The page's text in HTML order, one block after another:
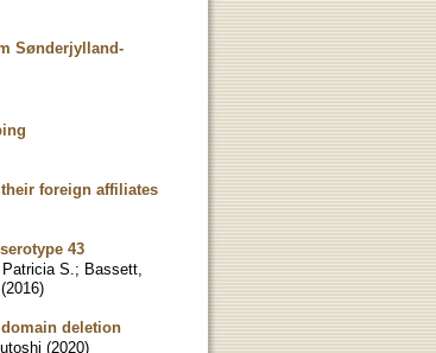
Sønderjylland-
foreign affiliates
43
S. ; Bassett,
(2016)
deletion
(2020)